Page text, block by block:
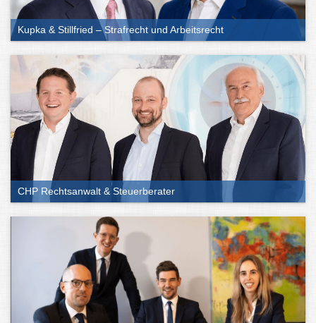
Kupka & Stillfried – Strafrecht und Arbeitsrecht
CHP Rechtsanwalt & Steuerberater